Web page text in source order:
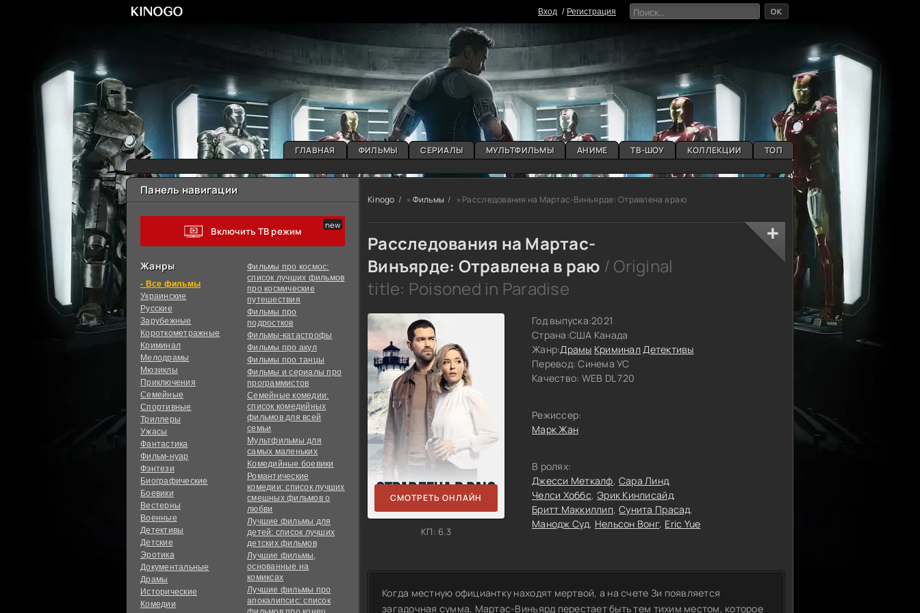
Вxoд Регистрация OK
ГЛАВНАЯ ФИЛЬМЫ СЕРИАЛЫ МУЛЬТФИЛЬМЫ АНИМЕ ТВ-ШОУ КОЛЛЕКЦИИ ТОП
Панель навигации
Включить ТВ режим
Жанры
фильмы
Украинcкие
Русские
Зарубежные
Короткометражные
Криминал
Мелодрамы
Мюзиклы
Приключения
Семейные
Спортивные
Триллеры
Ужасы
Фантастика
Фильм-нуар
Фэнтези
Биографические
Боевики
Вестерны
Военные
Детективы
Детские
Эротика
Документальные
Драмы
Исторические
Комедии
Фильмы про космос:
список лучших фильмов
про космические
путешествия
Фильмы про
подростков
Фильмы-катастрофы
Фильмы про акул
Фильмы про танцы
Фильмы и сериалы про
программистов
Семейные комедии:
список комедийных
фильмов для всей
семьи
Мультфильмы для
самых маленьких
Комедийные боевики
Романтические
комедии: список лучших
смешных фильмов о
любви
Лучшие фильмы для
детей: список лучших
детских фильмов
Лучшие фильмы,
основанные на
комиксах
Лучшие фильмы про
апокалипсис: список
Kinogo » Фильмы » Расследования на Мартас-Винъярде: Отравлена в раю
Расследования на Мартас-
Винъярде: Отравлена в раю / Original
title: Poisoned in Paradise
СМОТРЕТЬ ОНЛАЙН
КП: 6.3
Год выпуска:2021
Страна:США Канада
Жанр:Драмы Криминал Детективы
Перевод:Синема УС
Качество: WEB DL 720
Режиссер:
Марк Жан
В ролях:
Джесси Меткалф Сара Линд
Челси Хоббс Эрик Кинлисайд
Бритт Маккиллип Сунита Прасад
Манодж Суд Нельсон Вонг Eric Yue
Когда местную официантку находят мертвой, а на счете Зи появляется
загадочная сумма, Мартас-Винъярд перестает быть тем тихим местом, которое